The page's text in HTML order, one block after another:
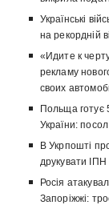
Українські
на рекордній
«Идите к
рекламу
своих
Польща готує
України:
В Укрпошті
друкувати ІПН
Росія
Запоріжжі: